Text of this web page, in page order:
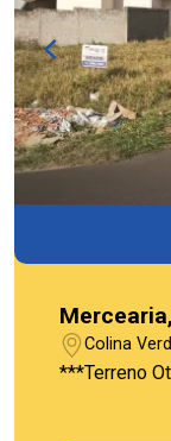
Colina
***Terreno